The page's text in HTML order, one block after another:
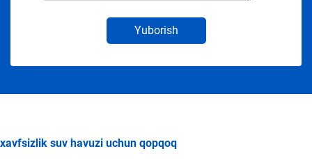
Yuborish
xavfsizlik suv havuzi uchun qopqoq